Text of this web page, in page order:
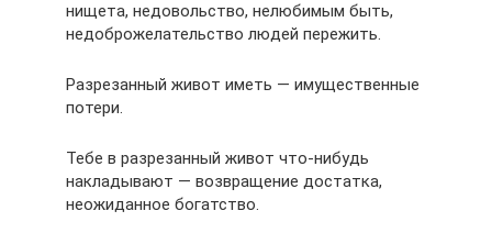
нищета, недовольство, нелюбимым быть,
недоброжелательство людей пережить.
Разрезанный живот иметь — имущественные
потери.
Тебе в разрезанный живот что-нибудь
накладывают — возвращение достатка,
неожиданное богатство.